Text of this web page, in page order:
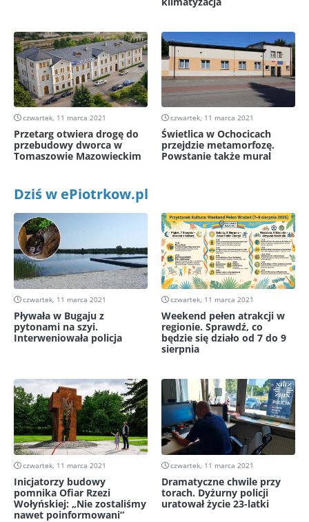
czwartek, 11 marca 2021
Przetarg otwiera drogę do
przebudowy dworca w
Tomaszowie Mazowieckim
czwartek, 11 marca 2021
Świetlica w Ochocicach
przejdzie metamorfozę.
Powstanie także mural
Dziś w ePiotrkow.pl
czwartek, 11 marca 2021
Pływała w Bugaju z
pytonami na szyi.
Interweniowała policja
czwartek, 11 marca 2021
Weekend pełen atrakcji w
regionie. Sprawdź, co
będzie się działo od 7 do 9
sierpnia
czwartek, 11 marca 2021
Inicjatorzy budowy
pomnika Ofiar Rzezi
Wołyńskiej: „Nie zostaliśmy
nawet poinformowani”
czwartek, 11 marca 2021
Dramatyczne chwile przy
torach. Dyżurny policji
uratował życie 23-latki